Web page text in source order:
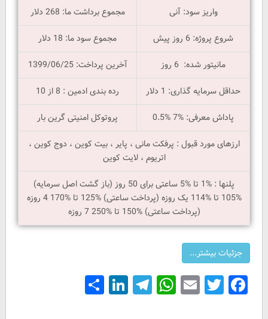
واریز سود: آنی
مجموع برداشت ما: 268 دلار
شروع پروژه: 6 روز پیش
مجموع سود ما: 18 دلار
مانیتور شده: 6 روز
آخرین پرداخت: 1399/06/25
حداقل سرمایه گذاری: 1 دلار
رده بندی ادمین : 8 از 10
پاداش معرفی: %7 %0.5
پروتوکل امنیتی گرین بار
ارزهای مورد قبول : پرفکت مانی ، پایر ، بیت کوین ، دوج کوین ،
اتریوم ، لایت کوین
پلنها : %1 تا %5 ساعتی برای 50 روز (باز گشت اصل سرمایه)
%105 تا %114 یک روزه (پرداخت ساعتی) %125 تا %170 4 روزه
(پرداخت ساعتی) %150 تا %250 7 روزه
Facebook
Twitter
Email
WhatsApp
Telegram
LinkedIn
Share